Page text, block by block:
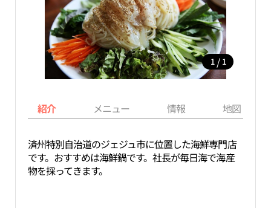
1 / 1
紹介 メニュー 情報 地図
済州特別自治道のジェジュ市に位置した海鮮専門店
です。おすすめは海鮮鍋です。社長が毎日海で海産
物を採ってきます。